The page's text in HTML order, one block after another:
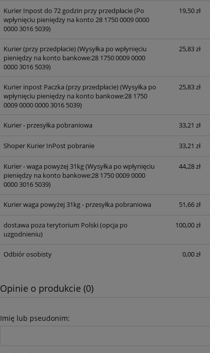
Kurier Inpost do 72 godzin przy przedpłacie(Po
wpłynięciu pieniędzy na konto 28 1750 0009 0000
0000 3016 5039)
19,50 zł
Kurier (przy przedpłacie)(Wysyłka po wpłynięciu
pieniędzy na konto bankowe:28 1750 0009 0000
0000 3016 5039)
25,83 zł
Kurier inpost Paczka (przy przedpłacie)(Wysyłka po
wpłynięciu pieniędzy na konto bankowe:28 1750
0009 0000 0000 3016 5039)
25,83 zł
Kurier - przesyłka pobraniowa 33,21 zł
Shoper Kurier InPost pobranie 33,21 zł
Kurier - waga powyżej 31kg(Wysyłka po wpłynięciu
pieniędzy na konto bankowe:28 1750 0009 0000
0000 3016 5039)
44,28 zł
Kurier waga powyżej 31kg - przesyłka pobraniowa 51,66 zł
dostawa poza terytorium Polski (opcja po
uzgodnieniu)
100,00 zł
Odbiór osobisty 0,00 zł
Opinie o produkcie (0)
Imię lub pseudonim: